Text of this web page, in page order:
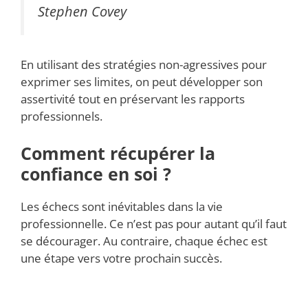
Stephen Covey
En utilisant des stratégies non-agressives pour
exprimer ses limites, on peut développer son
assertivité tout en préservant les rapports
professionnels.
Comment récupérer la
confiance en soi ?
Les échecs sont inévitables dans la vie
professionnelle. Ce n’est pas pour autant qu’il faut
se décourager. Au contraire, chaque échec est
une étape vers votre prochain succès.